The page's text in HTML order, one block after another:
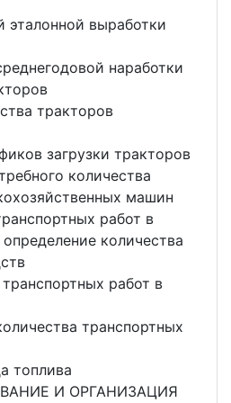
эталонной выработки
наработки
тракторов
загрузки тракторов
количества
машин
работ в
количества
работ в
транспортных
топлива
И ОРГАНИЗАЦИЯ